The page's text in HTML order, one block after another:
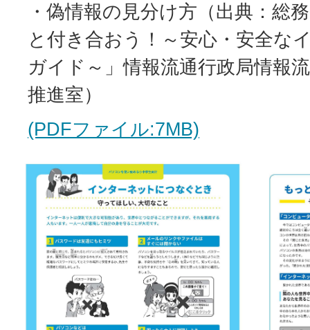
・偽情報の見分け方（出典：総
と付き合おう！～安心・安全な
ガイド～」情報流通行政局情報
推進室）
(PDFファイル:7MB)